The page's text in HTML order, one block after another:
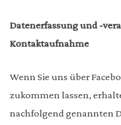
Datenerfassung und -
Kontaktaufnahme
Wenn Sie uns über
zukommen lassen,
nachfolgend genannten